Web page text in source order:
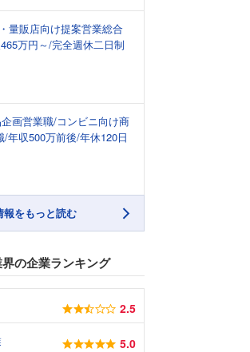
量販店向け提案営業総合
万円～/完全週休二日制
企画営業職/コンビニ向け商
年収500万前後/年休120日
報をもっと読む
の企業ランキング
2.5
5.0